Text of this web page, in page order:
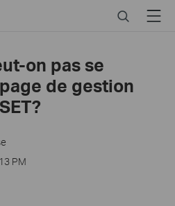
SearchMenu
on pas se
de gestion
PM